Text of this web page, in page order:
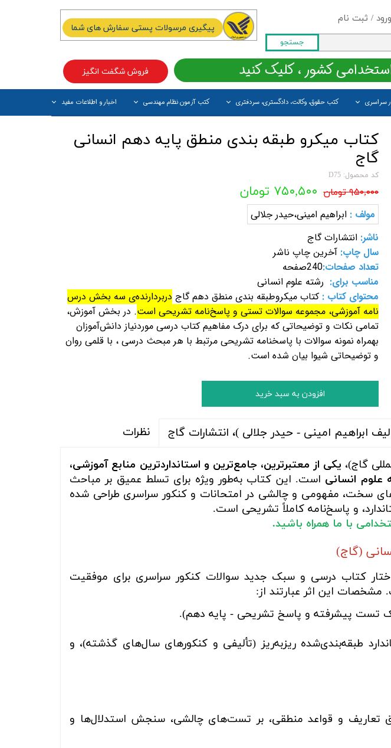
ورود / ثبت نام
حساب کاربری من
تغییر گذر واژه
سفارشات
خروج از حساب کاربری
جستجو
سراسری کتب حقوق، وکالت، دادگستری، سردفتری کتب آزمون نظام مهندسی اخبار و اطلاعات مفید
فروش شگفت انگیز کشور ، کلیک کنید
پیگیری مرسولات پستی سفارش های شما
کتاب میکرو طبقه بندی منطق پایه دهم انسانی
گاج
کد محصول: D75
۹۵۰,۰۰۰ تومان ۷۵۰,۵۰۰ تومان
مولف : ابراهیم امینی،حیدر جلالی
ناشر: انتشارات گاج
سال چاپ: آخرین چاپ ناشر
تعداد صفحات:240صفحه
مناسب برای: رشته علوم انسانی
محتوای کتاب : کتاب میکروطبقه بندی منطق دهمگاج دربردارنده‌ی سه بخش درس‌
نامه آموزشی، مجموعه سوالات تستی و پاسخ‌نامه‌ تشریحی است. در بخش آموزش،
تمامی نکات و توضیحاتی که برای درک مفاهیم کتاب درسی موردنیاز دانش‌آموزان
بهمراه نمونه سوالات با پاسخنامه تشریحی مرتبط با هر مبحث درسی ، با قلمی روان
و توضیحاتی شیوا بیان شده است.
افزودن به سبد خرید
ابراهیم امینی - حیدر جلالی )، انتشارات گاج نظرات
گاج)، یکی از معتبرترین، جامع‌ترین و استانداردترین منابع آموزشی،
علوم انسانی است. این کتاب به‌طور ویژه برای تسلط عمیق بر مباحث
سخت، مفهومی و چالشی در امتحانات و کنکور سراسری طراحی شده
و پاسخ‌نامه کاملاً تشریحی است.
با ما همراه باشید.
(گاج)
کتاب درسی و سبک جدید سوالات کنکور سراسری برای موفقیت
این اثر عبارتند از:
تست پیشرفته و پاسخ تشریحی - پایه دهم).
طبقه‌بندی‌شده ریزبه‌ریز (تألیفی و کنکورهای سال‌های گذشته)، و
تعاریف و قواعد منطقی، بر تست‌های چالشی، سنجش استدلال‌ها و